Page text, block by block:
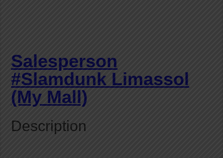
Salesperson
#Slamdunk Limassol
(My Mall)
Description